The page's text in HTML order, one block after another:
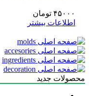
۴۵۰۰۰ تومان
اطلاعات بیشتر
محصولات جدید